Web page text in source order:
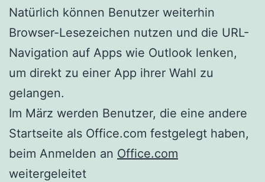
Natürlich können Benutzer weiterhin
Browser-Lesezeichen nutzen und die URL-
Navigation auf Apps wie Outlook lenken,
um direkt zu einer App ihrer Wahl zu
gelangen.
Im März werden Benutzer, die eine andere
Startseite als Office.com festgelegt haben,
beim Anmelden an Office.com
weitergeleitet